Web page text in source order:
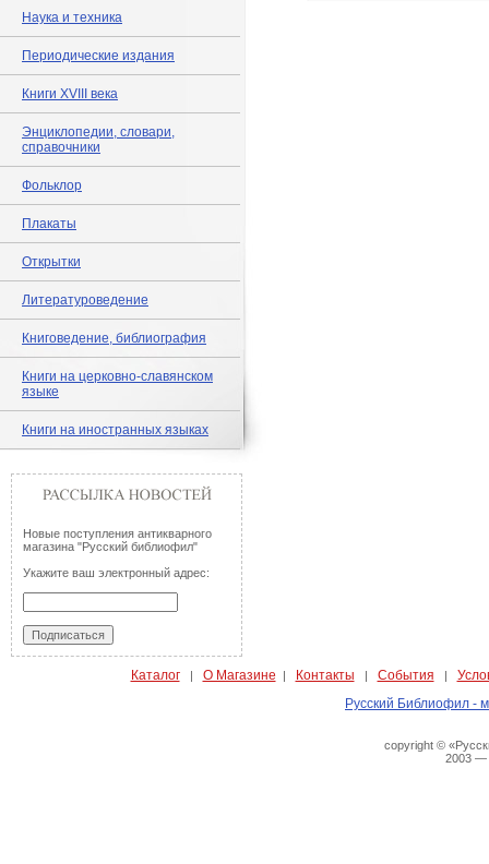
Наука и техника
Периодические издания
Книги XVIII века
Энциклопедии, словари,
справочники
Фольклор
Плакаты
Открытки
Литературоведение
Книговедение, библиография
Книги на церковно-славянском
языке
Книги на иностранных языках
Новые поступления антикварного
магазина "Русский библиофил"
Укажите ваш электронный адрес:
Каталог| О Магазине | Контакты | События |
Русский Библиофил -
copyright ©
2003 —